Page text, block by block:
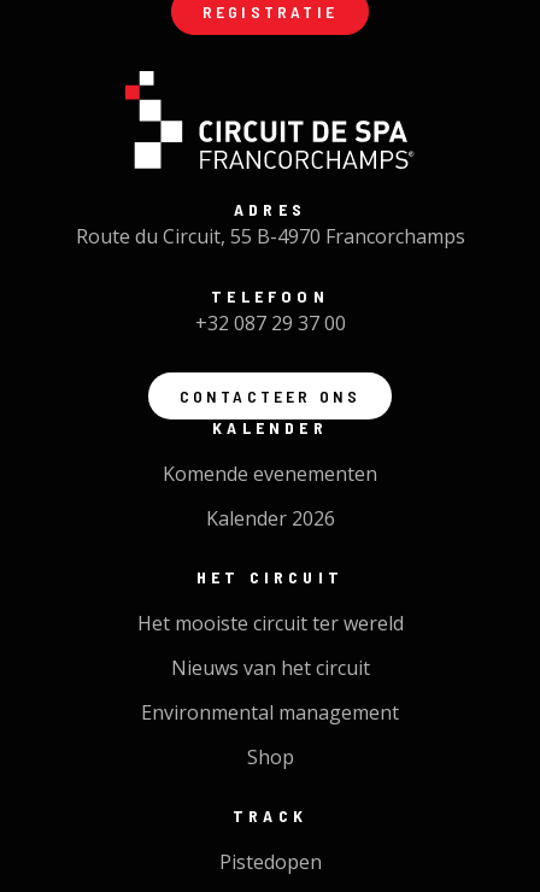
REGISTRATIE
ADRES
Route du Circuit, 55 B-4970 Francorchamps
TELEFOON
+32 087 29 37 00
CONTACTEER ONS
KALENDER
Komende evenementen
Kalender 2026
HET CIRCUIT
Het mooiste circuit ter wereld
Nieuws van het circuit
Environmental management
Shop
TRACK
Pistedopen